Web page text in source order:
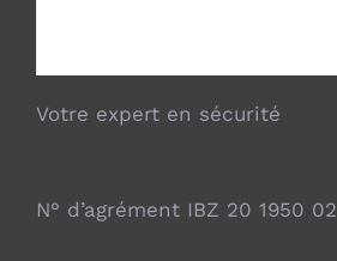
Votre expert en sécurité
N° d’agrément IBZ 20 1950 02